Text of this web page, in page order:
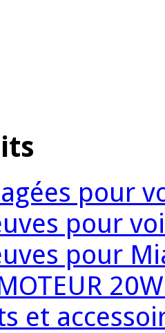
pour
pour
pour
et